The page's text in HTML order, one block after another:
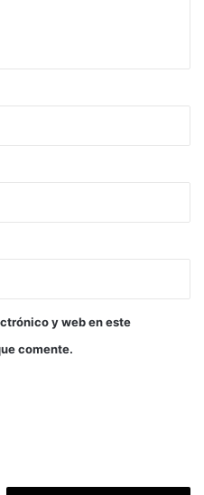
y web en este
comente.